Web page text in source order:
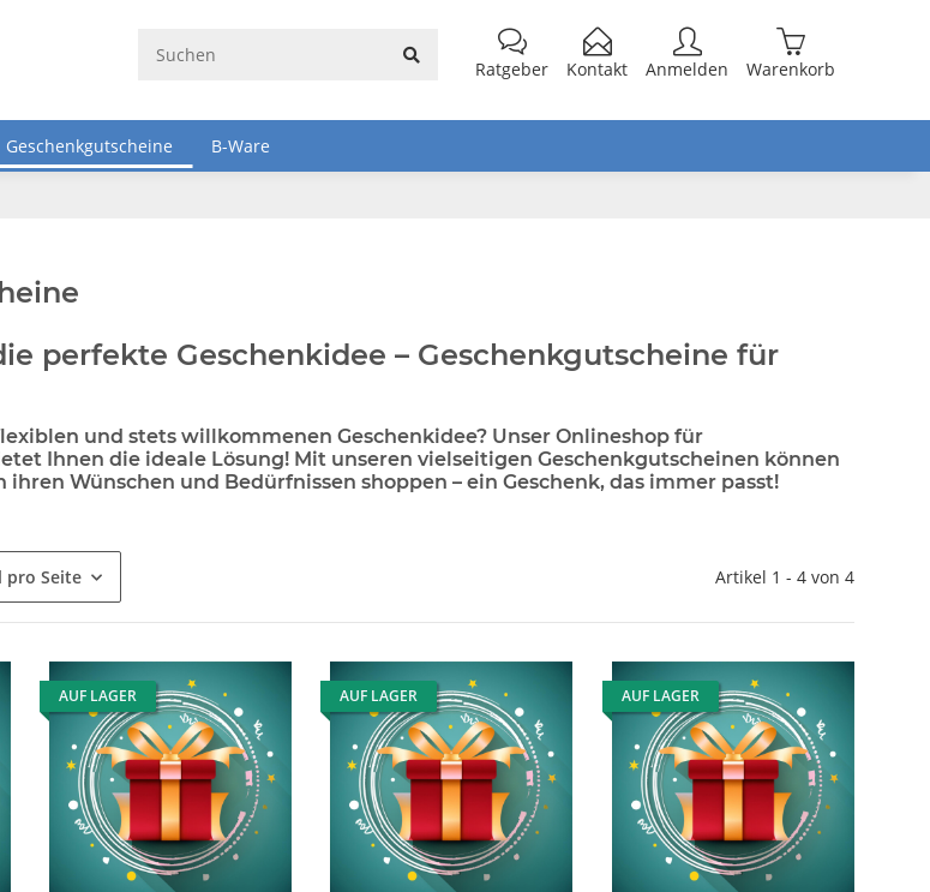
Ratgeber Kontakt Anmelden Warenkorb
Geschenkgutscheine B-Ware
perfekte Geschenkidee – Geschenkgutscheine für
und stets willkommenen Geschenkidee? Unser Onlineshop für
Ihnen die ideale Lösung! Mit unseren vielseitigen Geschenkgutscheinen können
ihren Wünschen und Bedürfnissen shoppen – ein Geschenk, das immer passt!
pro Seite Artikel 1 - 4 von 4
AUF LAGER AUF LAGER AUF LAGER